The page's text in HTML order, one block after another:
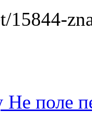
15844-
Не поле